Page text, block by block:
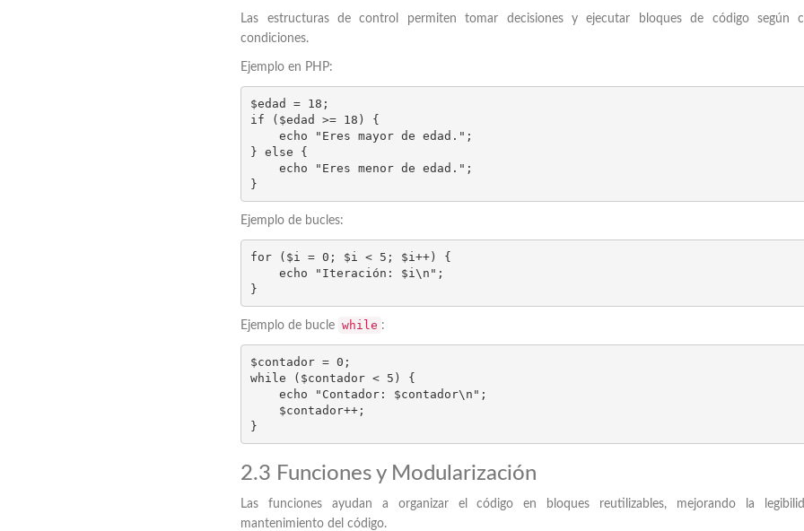
Las estructuras de control permiten tomar decisiones y ejecutar bloques de código según
condiciones.
Ejemplo en PHP:
$edad = 18;
if ($edad >= 18) {
} else {
}
Ejemplo de bucles:
for ($i = 0; $i < 5; $i++) {
}
Ejemplo de bucle while :
$contador = 0;
while ($contador < 5) {
}
2.3 Funciones y Modularización
Las funciones ayudan a organizar el código en bloques reutilizables, mejorando la
mantenimiento del código.